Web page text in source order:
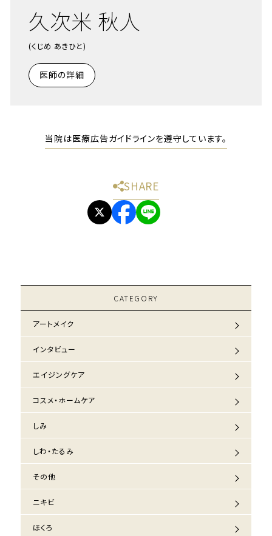
久次米 秋人
(くじめ あきひと)
医師の詳細
当院は医療広告ガイドラインを遵守しています。
SHARE
CATEGORY
アートメイク
インタビュー
エイジングケア
コスメ・ホームケア
しみ
しわ・たるみ
その他
ニキビ
ほくろ